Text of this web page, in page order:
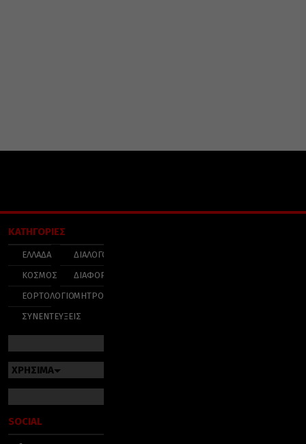
ΚΑΤΗΓΟΡΙΕΣ
ΕΛΛΑΔΑ
ΚΟΣΜΟΣ
ΕΟΡΤΟΛΟΓΙΟ
ΣΥΝΕΝΤΕΥΞΕΙΣ
ΔΙΑΛΟΓΟΣ
ΔΙΑΦΟΡΑ
ΜΗΤΡΟΠΟΛΕΙΣ
ΧΡΗΣΙΜΑ
SOCIAL